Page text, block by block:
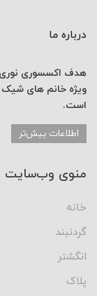
درباره ما
هدف اکسسوری نوری
ویژه خانم های شیک
است.
اطلاعات بیش‌تر
منوی وب‌سایت
خانه
گردنبند
انگشتر
پلاک